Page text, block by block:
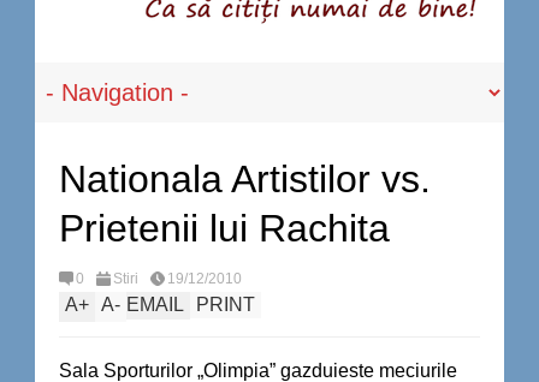
Nationala Artistilor vs.
Prietenii lui Rachita
0 Stiri 19/12/2010
A+ A- EMAIL PRINT
Sala Sporturilor „Olimpia” gazduieste meciurile